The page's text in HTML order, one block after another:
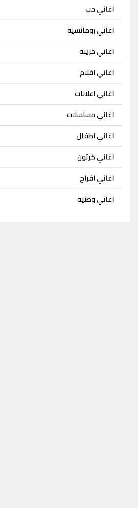
اغاني حب
اغاني رومانسية
اغاني حزينة
اغاني افلام
اغاني اعلانات
اغاني مسلسلات
اغاني اطفال
اغاني كرتون
اغاني افراح
اغاني وطنية